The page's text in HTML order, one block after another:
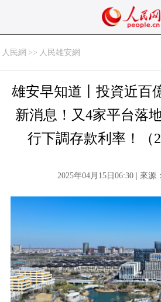
人民網 >> 人民雄安網
雄安早知道丨投資近百
新消息！又4家平台落
行下調存款利率！（
2025年04月15日06:30 | 來源：